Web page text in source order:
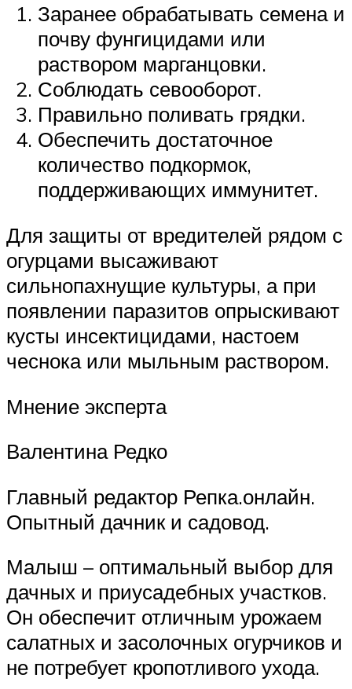
Заранее обрабатывать семена и
почву фунгицидами или
раствором марганцовки.
Соблюдать севооборот.
Правильно поливать грядки.
Обеспечить достаточное
количество подкормок,
поддерживающих иммунитет.
Для защиты от вредителей рядом с
огурцами высаживают
сильнопахнущие культуры, а при
появлении паразитов опрыскивают
кусты инсектицидами, настоем
чеснока или мыльным раствором.
Мнение эксперта
Валентина Редко
Главный редактор Репка.онлайн.
Опытный дачник и садовод.
Малыш – оптимальный выбор для
дачных и приусадебных участков.
Он обеспечит отличным урожаем
салатных и засолочных огурчиков и
не потребует кропотливого ухода.